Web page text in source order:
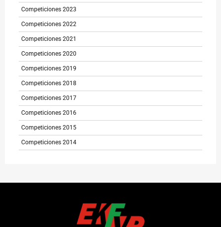
Competiciones 2023
Competiciones 2022
Competiciones 2021
Competiciones 2020
Competiciones 2019
Competiciones 2018
Competiciones 2017
Competiciones 2016
Competiciones 2015
Competiciones 2014